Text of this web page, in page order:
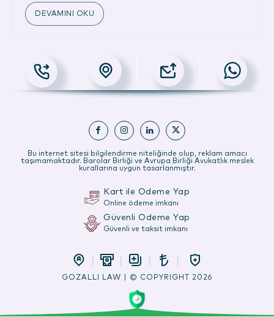
DEVAMINI OKU
Bu internet sitesi bilgilendirme niteliğinde olup, reklam amacı
taşımamaktadır. Barolar Birliği ve Avrupa Birliği Avukatlık meslek
kurallarına uygun tasarlanmıştır.
Kart ile Ödeme Yap
Online ödeme imkanı
Güvenli Ödeme Yap
Güvenli ve taksit imkanı
GOZALLI LAW | © COPYRIGHT 2026